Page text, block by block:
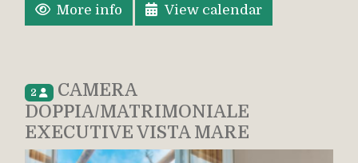
More info View calendar
2
CAMERA
DOPPIA/MATRIMONIALE
EXECUTIVE VISTA MARE